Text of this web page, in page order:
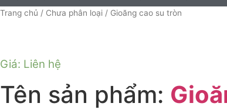
Trang chủ / Chưa phân loại / Gioăng cao su tròn
Giá: Liên hệ
Tên sản phẩm: